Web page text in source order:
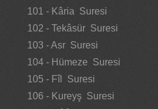
101 - Kâria Suresi
102 - Tekâsür Suresi
103 - Asr Suresi
104 - Hümeze Suresi
105 - Fîl Suresi
106 - Kureyş Suresi